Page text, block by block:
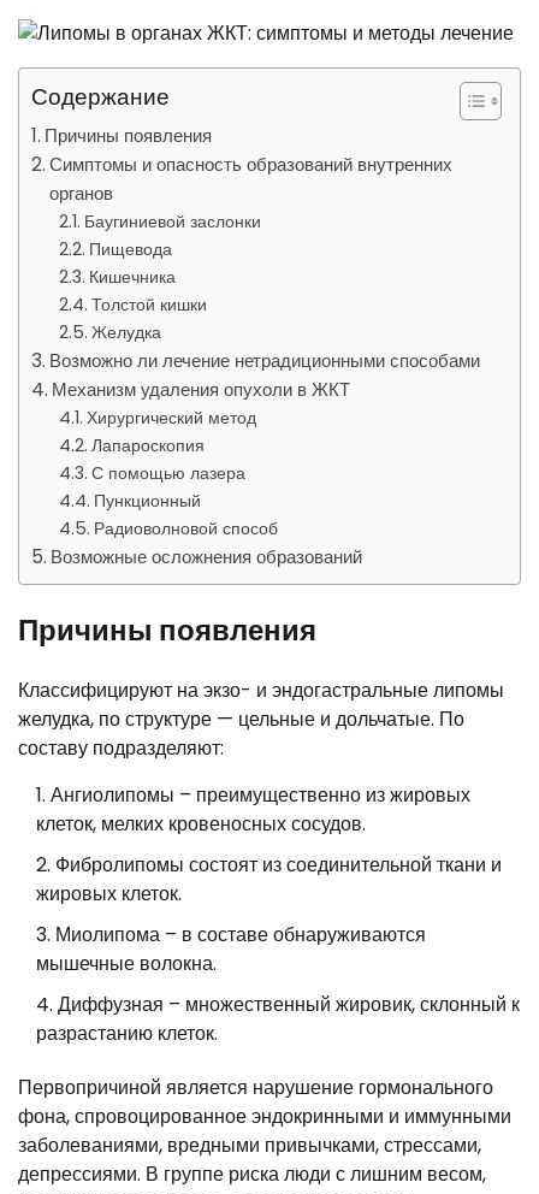
Содержание
Причины появления
Симптомы и опасность образований внутренних
органов
Баугиниевой заслонки
Пищевода
Кишечника
Толстой кишки
Желудка
Возможно ли лечение нетрадиционными способами
Механизм удаления опухоли в ЖКТ
Хирургический метод
Лапароскопия
С помощью лазера
Пункционный
Радиоволновой способ
Возможные осложнения образований
Причины появления
Классифицируют на экзо- и эндогастральные липомы
желудка, по структуре — цельные и дольчатые. По
составу подразделяют:
Ангиолипомы – преимущественно из жировых
клеток, мелких кровеносных сосудов.
Фибролипомы состоят из соединительной ткани и
жировых клеток.
Миолипома – в составе обнаруживаются
мышечные волокна.
Диффузная – множественный жировик, склонный к
разрастанию клеток.
Первопричиной является нарушение гормонального
фона, спровоцированное эндокринными и иммунными
заболеваниями, вредными привычками, стрессами,
депрессиями. В группе риска люди с лишним весом,